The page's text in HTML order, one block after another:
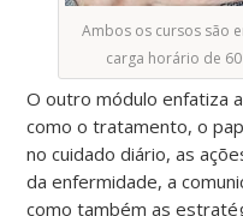
Ambos os cursos são
carga horário de
O outro módulo enfatiza
como o tratamento, o
no cuidado diário, as
da enfermidade, a
como também as